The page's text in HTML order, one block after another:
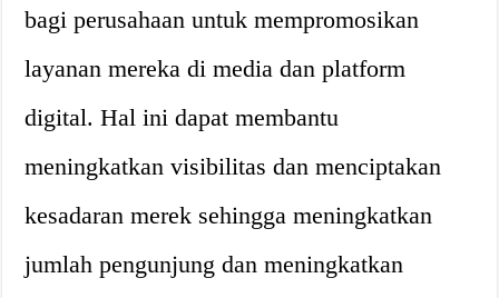
bagi perusahaan untuk mempromosikan
layanan mereka di media dan platform
digital. Hal ini dapat membantu
meningkatkan visibilitas dan menciptakan
kesadaran merek sehingga meningkatkan
jumlah pengunjung dan meningkatkan